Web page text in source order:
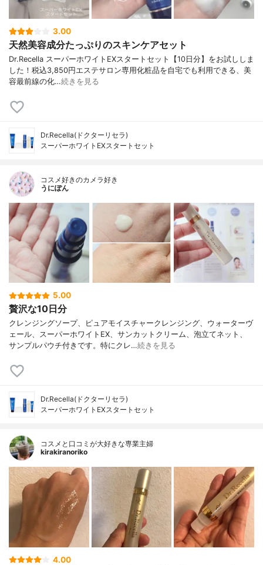
3.00
天然美容成分たっぷりのスキンケアセット
Dr.Recella スーパーホワイトEXスタートセット【10日分】をお試ししま
した！税込3,850円エステサロン専用化粧品を自宅でも利用できる、美
容最前線の化…続きを見る
Dr.Recella(ドクターリセラ)
スーパーホワイトEXスタートセット
コスメ好きのカメラ好き
うにぽん
5.00
贅沢な10日分
クレンジングソープ、ピュアモイスチャークレンジング、ウォーターヴ
ェール、スーパーホワイトEX、サンカットクリーム、泡立てネット、
サンプルパウチ付きです。特にクレ…続きを見る
Dr.Recella(ドクターリセラ)
スーパーホワイトEXスタートセット
コスメと口コミが大好きな専業主婦
kirakiranoriko
4.00